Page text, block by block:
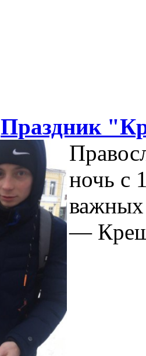
Праздник
ночь с
важных
—